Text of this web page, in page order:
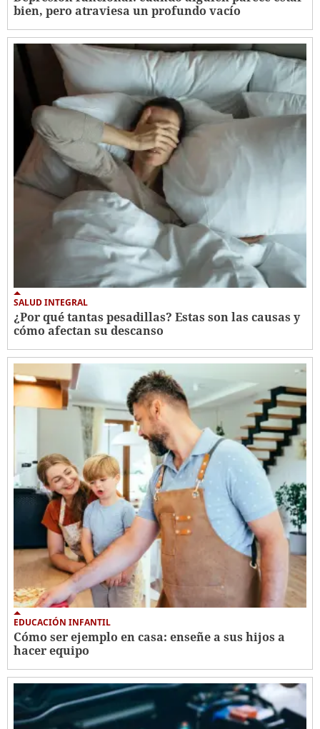
bien, pero atraviesa un profundo vacío
SALUD INTEGRAL
¿Por qué tantas pesadillas? Estas son las causas y
cómo afectan su descanso
EDUCACIÓN INFANTIL
Cómo ser ejemplo en casa: enseñe a sus hijos a
hacer equipo